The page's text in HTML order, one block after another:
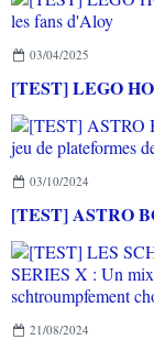
03/04/2025
03/10/2024
21/08/2024